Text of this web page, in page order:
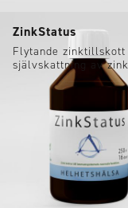
ZinkStatus
Flytande
självskattning av